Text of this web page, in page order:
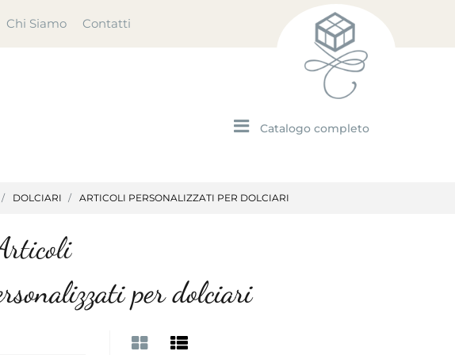
Chi Siamo Contatti
Open menu
DOLCIARI ARTICOLI PERSONALIZZATI PER DOLCIARI
per dolciari